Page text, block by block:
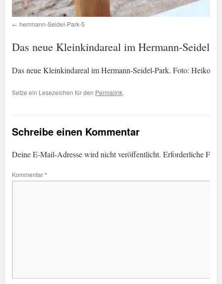
herrmann-Seidel-Park-5
Das neue Kleinkindareal im Hermann-Seidel-
Das neue Kleinkindareal im Hermann-Seidel-Park. Foto: Heiko
Setze ein Lesezeichen für den Permalink.
Schreibe einen Kommentar
Deine E-Mail-Adresse wird nicht veröffentlicht. Erforderliche
Kommentar*